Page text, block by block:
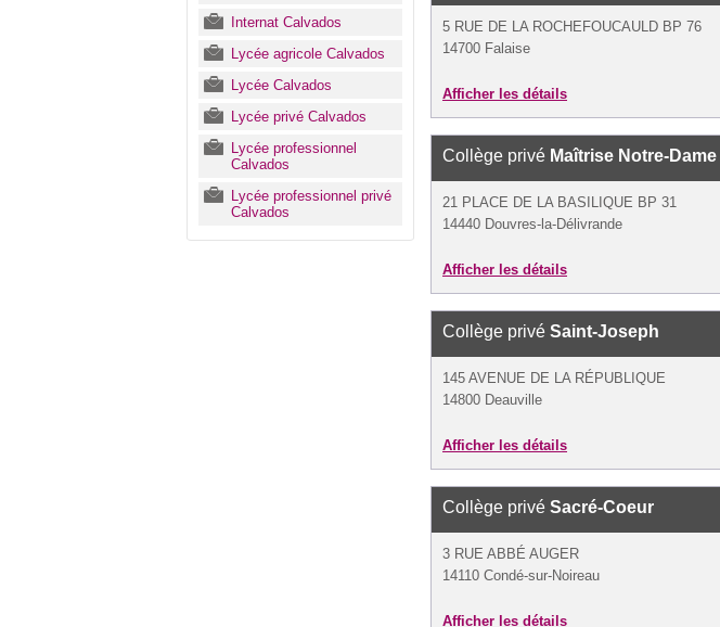
Internat Calvados
Lycée agricole Calvados
Lycée Calvados
Lycée privé Calvados
Lycée professionnel
Calvados
Lycée professionnel privé
Calvados
5 RUE DE LA ROCHEFOUCAULD BP 76
14700 Falaise
Afficher les détails
Collège privé Maîtrise Notre-Dame
21 PLACE DE LA BASILIQUE BP 31
14440 Douvres-la-Délivrande
Afficher les détails
Collège privé Saint-Joseph
145 AVENUE DE LA RÉPUBLIQUE
14800 Deauville
Afficher les détails
Collège privé Sacré-Coeur
3 RUE ABBÉ AUGER
14110 Condé-sur-Noireau
Afficher les détails